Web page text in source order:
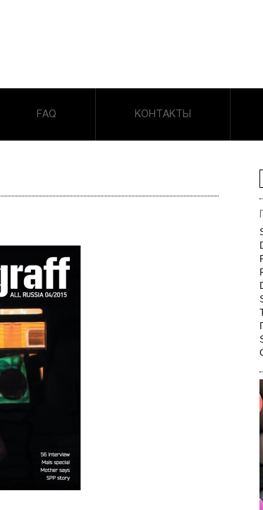
FAQ КОНТАКТЫ